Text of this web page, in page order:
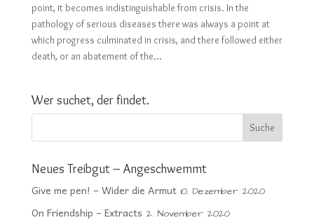
point, it becomes indistinguishable from crisis. In the
pathology of serious diseases there was always a point at
which progress culminated in crisis, and there followed either
death, or an abatement of the...
Wer suchet, der findet.
Neues Treibgut – Angeschwemmt
Give me pen! – Wider die Armut 10. Dezember 2020
On Friendship – Extracts 2. November 2020